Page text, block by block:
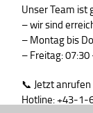
Unser Team ist
– wir sind
– Montag bis
– Freitag: 07:30
📞 Jetzt
Hotline: +43-1-